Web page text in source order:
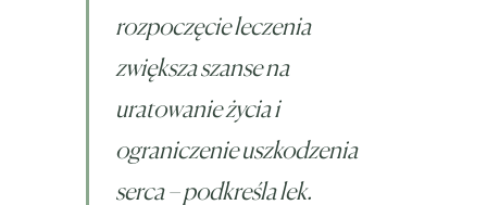
rozpoczęcie leczenia
zwiększa szanse na
uratowanie życia i
ograniczenie uszkodzenia
serca – podkreśla lek.